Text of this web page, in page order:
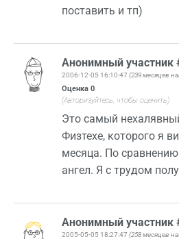
поставить и тп)
Анонимный участник
2006-12-05 16:10:47 (239 месяцев
Оценка 0
(Авторизуйтесь, чтобы оценить)
Это самый
Физтехе, которого я
месяца. По
ангел. Я с трудом
Анонимный участник
2005-05-05 18:27:47 (258 месяцев